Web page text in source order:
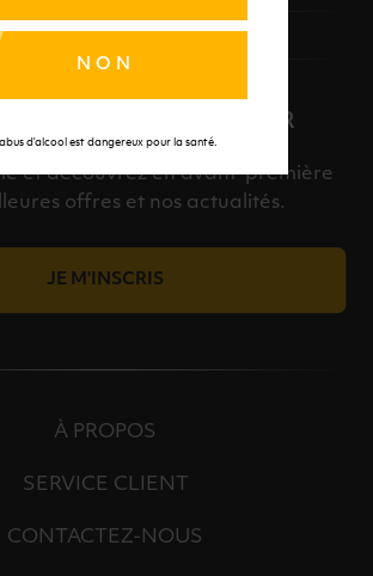
NON
d’alcool est dangereux pour la santé.
À LA NEWSLETTER
et découvrez en avant-première
offres et nos actualités.
JE M'INSCRIS
À PROPOS
SERVICE CLIENT
CONTACTEZ-NOUS